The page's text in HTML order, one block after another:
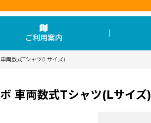
ご利用案内
両数式Tシャツ(Lサイズ)
車両数式Tシャツ(Lサイズ)